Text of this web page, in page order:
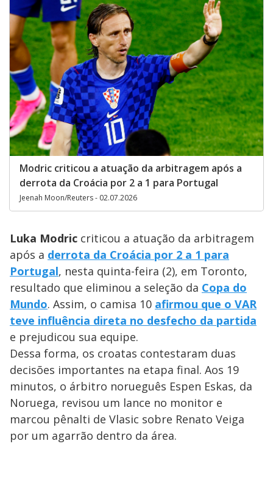
Modric criticou a atuação da arbitragem após a
derrota da Croácia por 2 a 1 para Portugal
Jeenah Moon/Reuters - 02.07.2026
Luka Modric criticou a atuação da arbitragem
após a derrota da Croácia por 2 a 1 para
Portugal, nesta quinta-feira (2), em Toronto,
resultado que eliminou a seleção da Copa do
Mundo. Assim, o camisa 10 afirmou que o VAR
teve influência direta no desfecho da partida
e prejudicou sua equipe.
Dessa forma, os croatas contestaram duas
decisões importantes na etapa final. Aos 19
minutos, o árbitro norueguês Espen Eskas, da
Noruega, revisou um lance no monitor e
marcou pênalti de Vlasic sobre Renato Veiga
por um agarrão dentro da área.